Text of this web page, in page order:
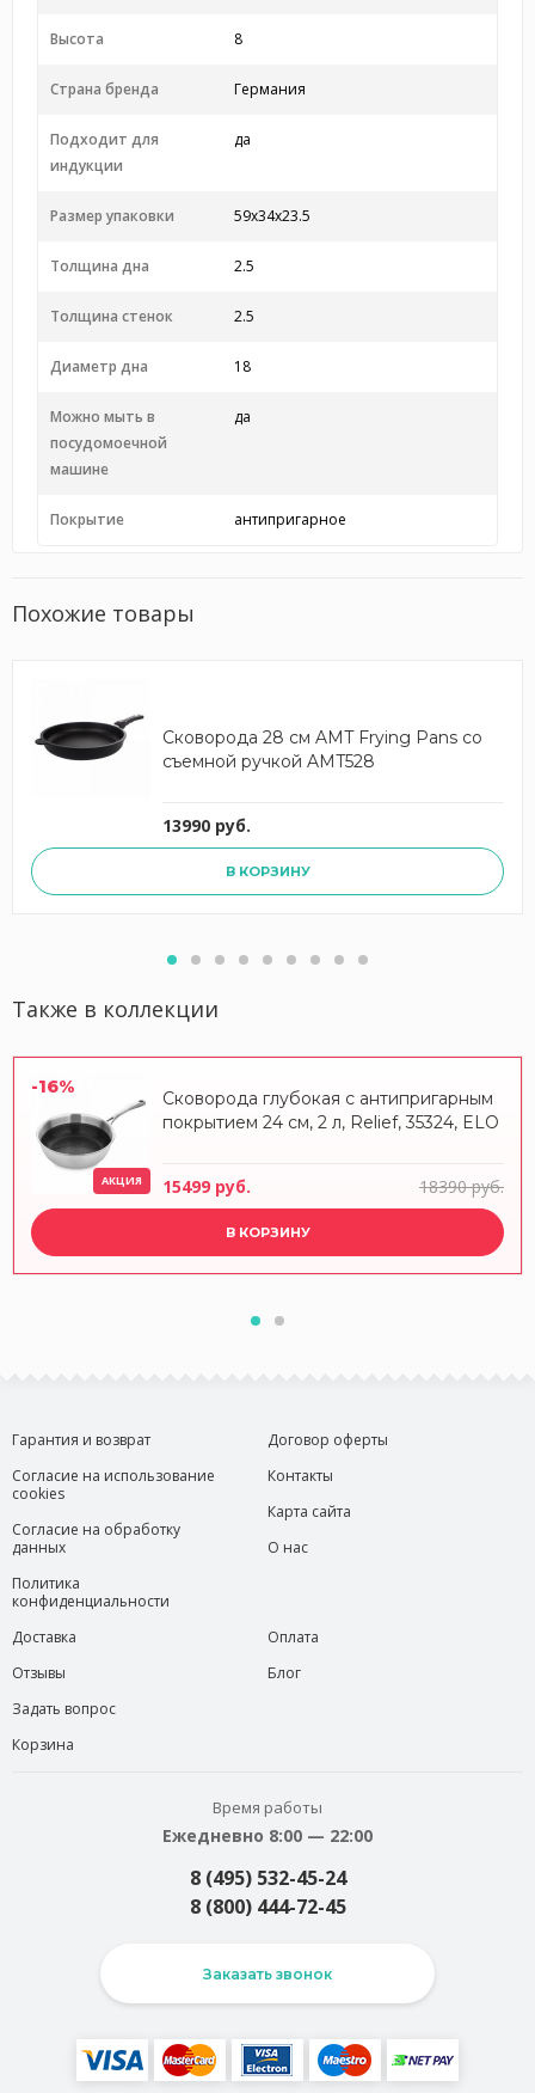
Высота 8
Страна бренда Германия
Подходит для
индукции
да
Размер упаковки 59x34x23.5
Толщина дна 2.5
Толщина стенок 2.5
Диаметр дна 18
Можно мыть в
посудомоечной
машине
да
Покрытие антипригарное
Похожие товары
Сковорода 28 см AMT Frying Pans со
съемной ручкой AMT528
13990 руб.
В КОРЗИНУ
Также в коллекции
-16%
АКЦИЯ
Сковорода глубокая с антипригарным
покрытием 24 см, 2 л, Relief, 35324, ELO
15499 руб. 18390 руб.
В КОРЗИНУ
Гарантия и возврат
Согласие на использование
cookies
Согласие на обработку
данных
Политика
конфиденциальности
Договор оферты
Контакты
Карта сайта
О нас
Доставка
Отзывы
Задать вопрос
Корзина
Оплата
Блог
Время работы
Ежедневно 8:00 — 22:00
8 (495) 532-45-24
8 (800) 444-72-45
Заказать звонок